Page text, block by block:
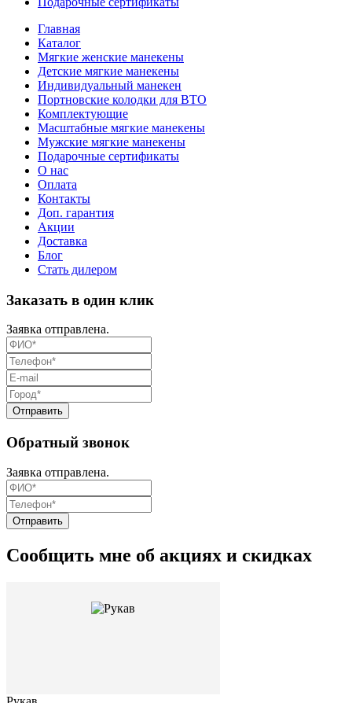
Главная
Каталог
Мягкие женские манекены
Детские мягкие манекены
Индивидуальный манекен
Портновские колодки для ВТО
Комплектующие
Масштабные мягкие манекены
Мужские мягкие манекены
Подарочные сертификаты
О нас
Оплата
Контакты
Доп. гарантия
Акции
Доставка
Блог
Стать дилером
Заказать в один клик
Заявка отправлена.
Обратный звонок
Заявка отправлена.
Сообщить мне об акциях и скидках